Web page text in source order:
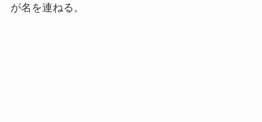
が名を連ねる。